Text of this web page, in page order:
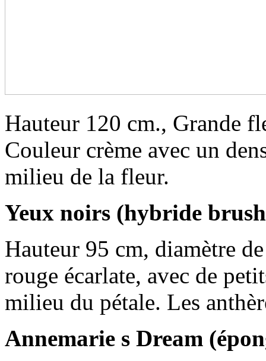
Hauteur 120 cm., Grande
Couleur crème avec un
milieu de la fleur.
Yeux noirs (hybride
Hauteur 95 cm, diamètre
rouge écarlate, avec de
milieu du pétale. Les
Annemarie s Dream